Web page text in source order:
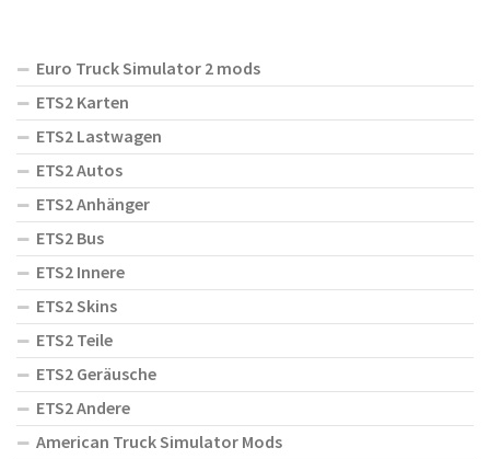
Euro Truck Simulator 2 mods
ETS2 Karten
ETS2 Lastwagen
ETS2 Autos
ETS2 Anhänger
ETS2 Bus
ETS2 Innere
ETS2 Skins
ETS2 Teile
ETS2 Geräusche
ETS2 Andere
American Truck Simulator Mods